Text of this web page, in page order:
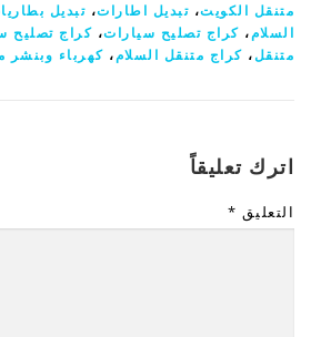
متنقل الكويت، تبديل اطارات، تبديل
السلام، كراج تصليح سيارات، كراج تصليح
متنقل، كراج متنقل السلام، كهرباء وبنشر
اترك تعليقاً
التعليق *